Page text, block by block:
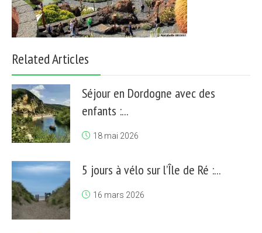
Related Articles
Séjour en Dordogne avec des
enfants :...
18 mai 2026
5 jours à vélo sur l’Île de Ré :...
16 mars 2026